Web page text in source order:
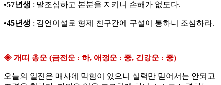
•57년생 : 말조심하고 본분을 지키니 손해가 없도다.
•45년생 : 감언이설로 형제 친구간에 구설이 통하니 조심하라.
◈ 개띠 총운 (금전운 : 하, 애정운 : 중, 건강운 : 중)
오늘의 일진은 매사에 막힘이 있으니 실력만 믿어서는 안되고